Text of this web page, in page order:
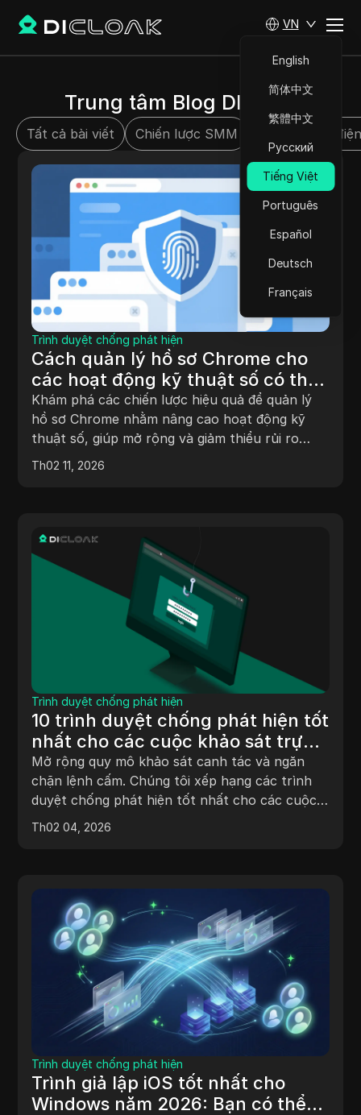
VN
English
简体中文
繁體中文
Русский
Tiếng Việt
Português
Español
Deutsch
Français
Trung tâm Blog DICloak
Tất cả bài viết Chiến lược SMM Thương mại
Trình duyệt chống phát hiện
Cách quản lý hồ sơ Chrome cho
các hoạt động kỹ thuật số có thể
mở rộng và tránh rủi ro
Khám phá các chiến lược hiệu quả để quản lý
hồ sơ Chrome nhằm nâng cao hoạt động kỹ
thuật số, giúp mở rộng và giảm thiểu rủi ro
trong thương mại điện tử và tiếp thị liên kết.
Th02 11, 2026
Trình duyệt chống phát hiện
10 trình duyệt chống phát hiện tốt
nhất cho các cuộc khảo sát trực
tuyến vào năm 2026: Master
Survey Farming
Mở rộng quy mô khảo sát canh tác và ngăn
chặn lệnh cấm. Chúng tôi xếp hạng các trình
duyệt chống phát hiện tốt nhất cho các cuộc
khảo sát trực tuyến vào năm 2026. Dicloak là
lựa chọn hàng đầu của chúng tôi để mở rộng
Th02 04, 2026
Trình duyệt chống phát hiện
Trình giả lập iOS tốt nhất cho
Windows năm 2026: Bạn có thể